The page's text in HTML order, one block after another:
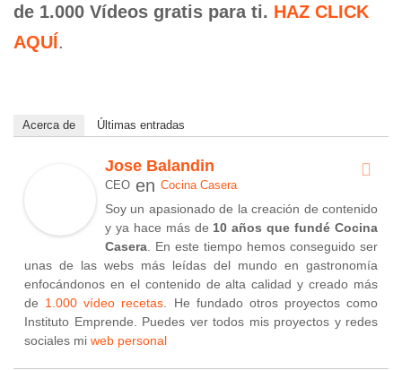
de 1.000 Vídeos gratis para ti. HAZ CLICK
AQUÍ.
Acerca de Últimas entradas
Jose Balandin
CEO en Cocina Casera
Soy un apasionado de la creación de contenido
y ya hace más de 10 años que fundé Cocina
Casera . En este tiempo hemos conseguido ser
unas de las webs más leídas del mundo en gastronomía
enfocándonos en el contenido de alta calidad y creado más
de 1.000 vídeo recetas . He fundado otros proyectos como
Instituto Emprende. Puedes ver todos mis proyectos y redes
sociales mi web personal